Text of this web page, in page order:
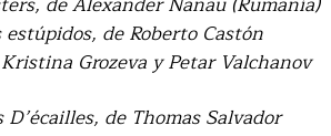
de Roberto Castón
Grozeva y Petar Valchanov
D’écailles, de Thomas Salvador